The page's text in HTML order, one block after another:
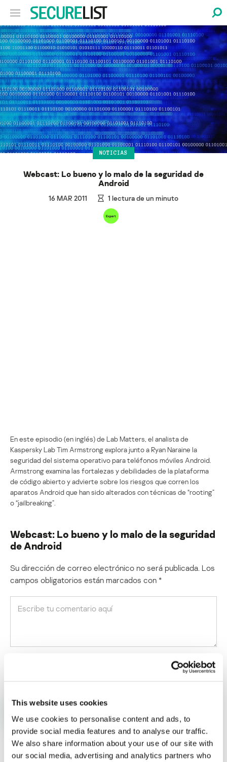
This website uses cookies
We use cookies to personalise content and ads, to
provide social media features and to analyse our traffic.
We also share information about your use of our site with
our social media, advertising and analytics partners who
NOTICIAS
Webcast: Lo bueno y lo malo de la seguridad de
Android
16 MAR 2011 1 lectura de un minuto
En este episodio (en inglés) de Lab Matters, el analista de
Kaspersky Lab Tim Armstrong explora junto a Ryan Naraine la
seguridad del sistema operativo para teléfonos móviles Android.
Armstrong examina las fortalezas y debilidades de la plataforma
de código abierto y advierte sobre los riesgos que corren los
aparatos Android que han sido alterados con técnicas de “rooting”
o “jailbreaking”.
Webcast: Lo bueno y lo malo de la seguridad
de Android
Su dirección de correo electrónico no será publicada. Los
campos obligatorios están marcados con *